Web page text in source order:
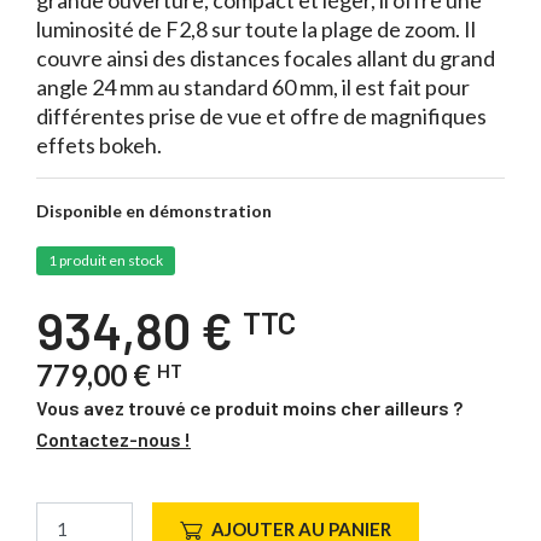
luminosité de F2,8 sur toute la plage de zoom. Il
couvre ainsi des distances focales allant du grand
angle 24 mm au standard 60 mm, il est fait pour
différentes prise de vue et offre de magnifiques
effets bokeh.
Disponible en démonstration
1 produit en stock
934,80 € TTC
779,00 € HT
Vous avez trouvé ce produit moins cher ailleurs ?
Contactez-nous !
AJOUTER AU PANIER